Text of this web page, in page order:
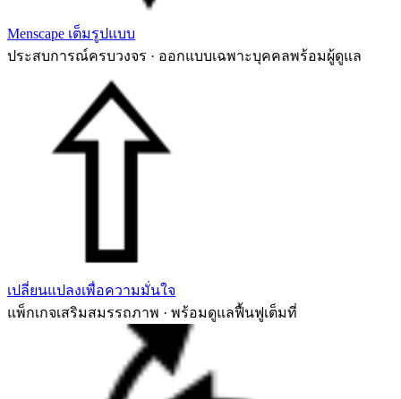
Menscape เต็มรูปแบบ
ประสบการณ์ครบวงจร · ออกแบบเฉพาะบุคคลพร้อมผู้ดูแล
เปลี่ยนแปลงเพื่อความมั่นใจ
แพ็กเกจเสริมสมรรถภาพ · พร้อมดูแลฟื้นฟูเต็มที่